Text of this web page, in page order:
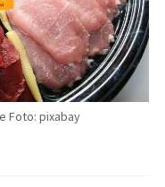
Foto: pixabay